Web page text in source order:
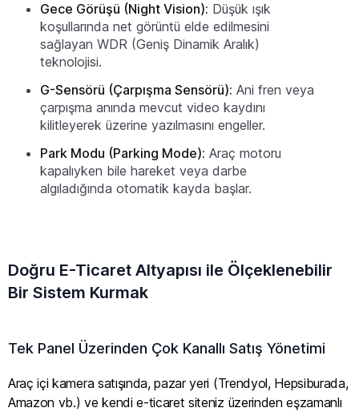
Gece Görüşü (Night Vision): Düşük ışık
koşullarında net görüntü elde edilmesini
sağlayan WDR (Geniş Dinamik Aralık)
teknolojisi.
G-Sensörü (Çarpışma Sensörü): Ani fren veya
çarpışma anında mevcut video kaydını
kilitleyerek üzerine yazılmasını engeller.
Park Modu (Parking Mode): Araç motoru
kapalıyken bile hareket veya darbe
algıladığında otomatik kayda başlar.
Doğru E-Ticaret Altyapısı ile Ölçeklenebilir
Bir Sistem Kurmak
Tek Panel Üzerinden Çok Kanallı Satış Yönetimi
Araç içi kamera satışında, pazar yeri (Trendyol, Hepsiburada,
Amazon vb.) ve kendi e-ticaret siteniz üzerinden eşzamanlı